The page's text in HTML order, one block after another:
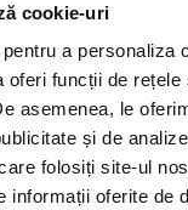
cookie-uri
a personaliza
oferi funcții de
asemenea, le
și de
folosiți site-ul
informații oferite de
de sus sau din
flexibilă.